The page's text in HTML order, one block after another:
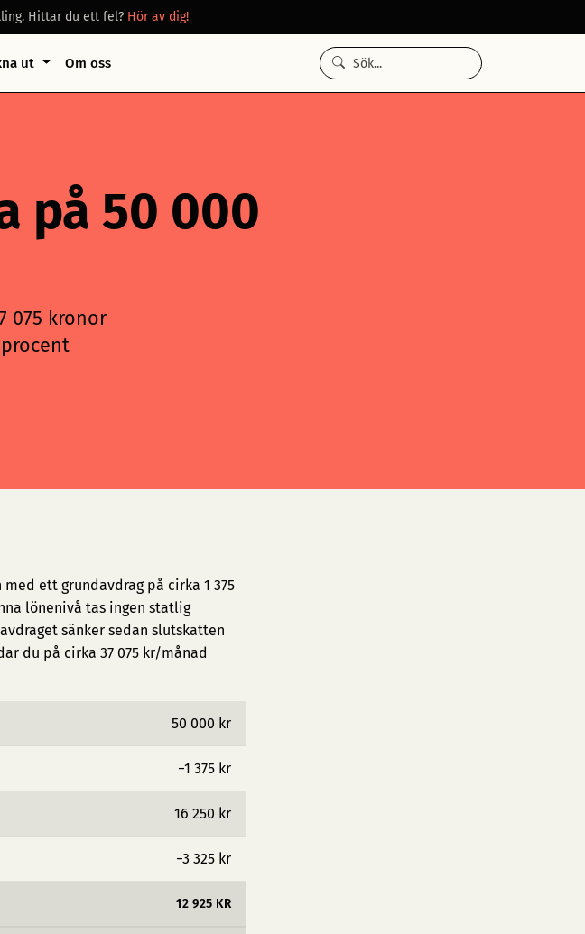
Hittar du ett fel? Hör av dig!
ut Om oss
på 50 000
075 kronor
ett grundavdrag på cirka 1 375
lönenivå tas ingen statlig
sänker sedan slutskatten
du på cirka 37 075 kr/månad
50 000 kr
−1 375 kr
16 250 kr
−3 325 kr
12 925 KR